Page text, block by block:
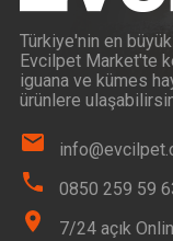
Türkiye'nin en
Evcilpet Market'te
iguana ve kümes
ürünlere
0850 259 59
7/24 açık